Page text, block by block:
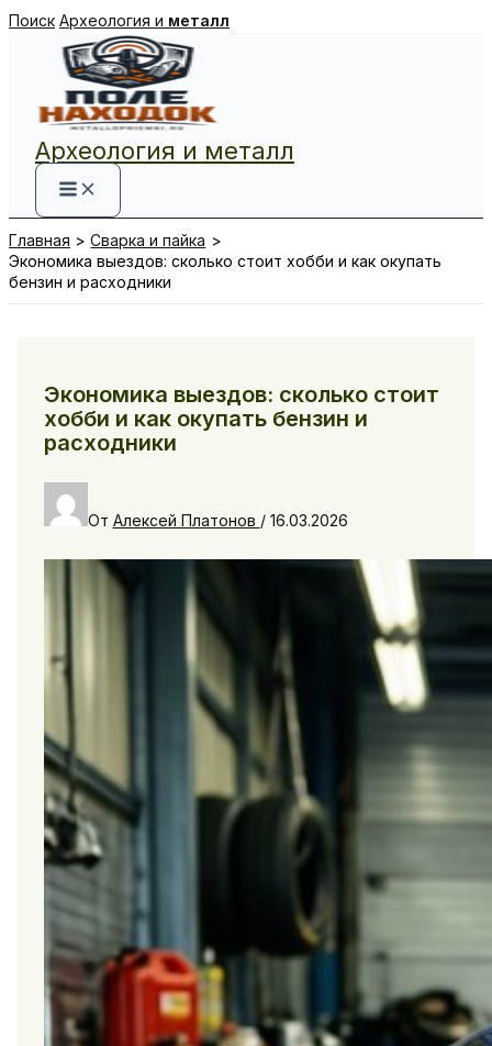
Перейти
содержимому
Поиск Археология и металл
Археология и металл
Главная
Сварка и пайка
Экономика выездов: сколько стоит хобби и как окупать
бензин и расходники
Экономика выездов: сколько стоит
хобби и как окупать бензин и
расходники
От Алексей Платонов / 16.03.2026